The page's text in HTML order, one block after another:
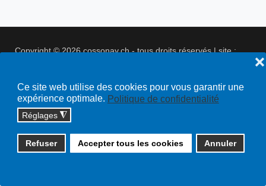
Ce site web utilise des cookies pour vous garantir une
expérience optimale. Politique de confidentialité
Réglages ◮
Refuser Accepter tous les cookies Annuler
❌
Copyright © 2026 cossonay.ch - tous droits réservés | site :
Plan du site